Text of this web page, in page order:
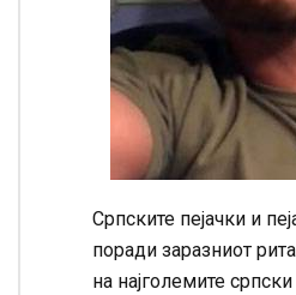
Српските пејачки и
поради заразниот
на најголемите